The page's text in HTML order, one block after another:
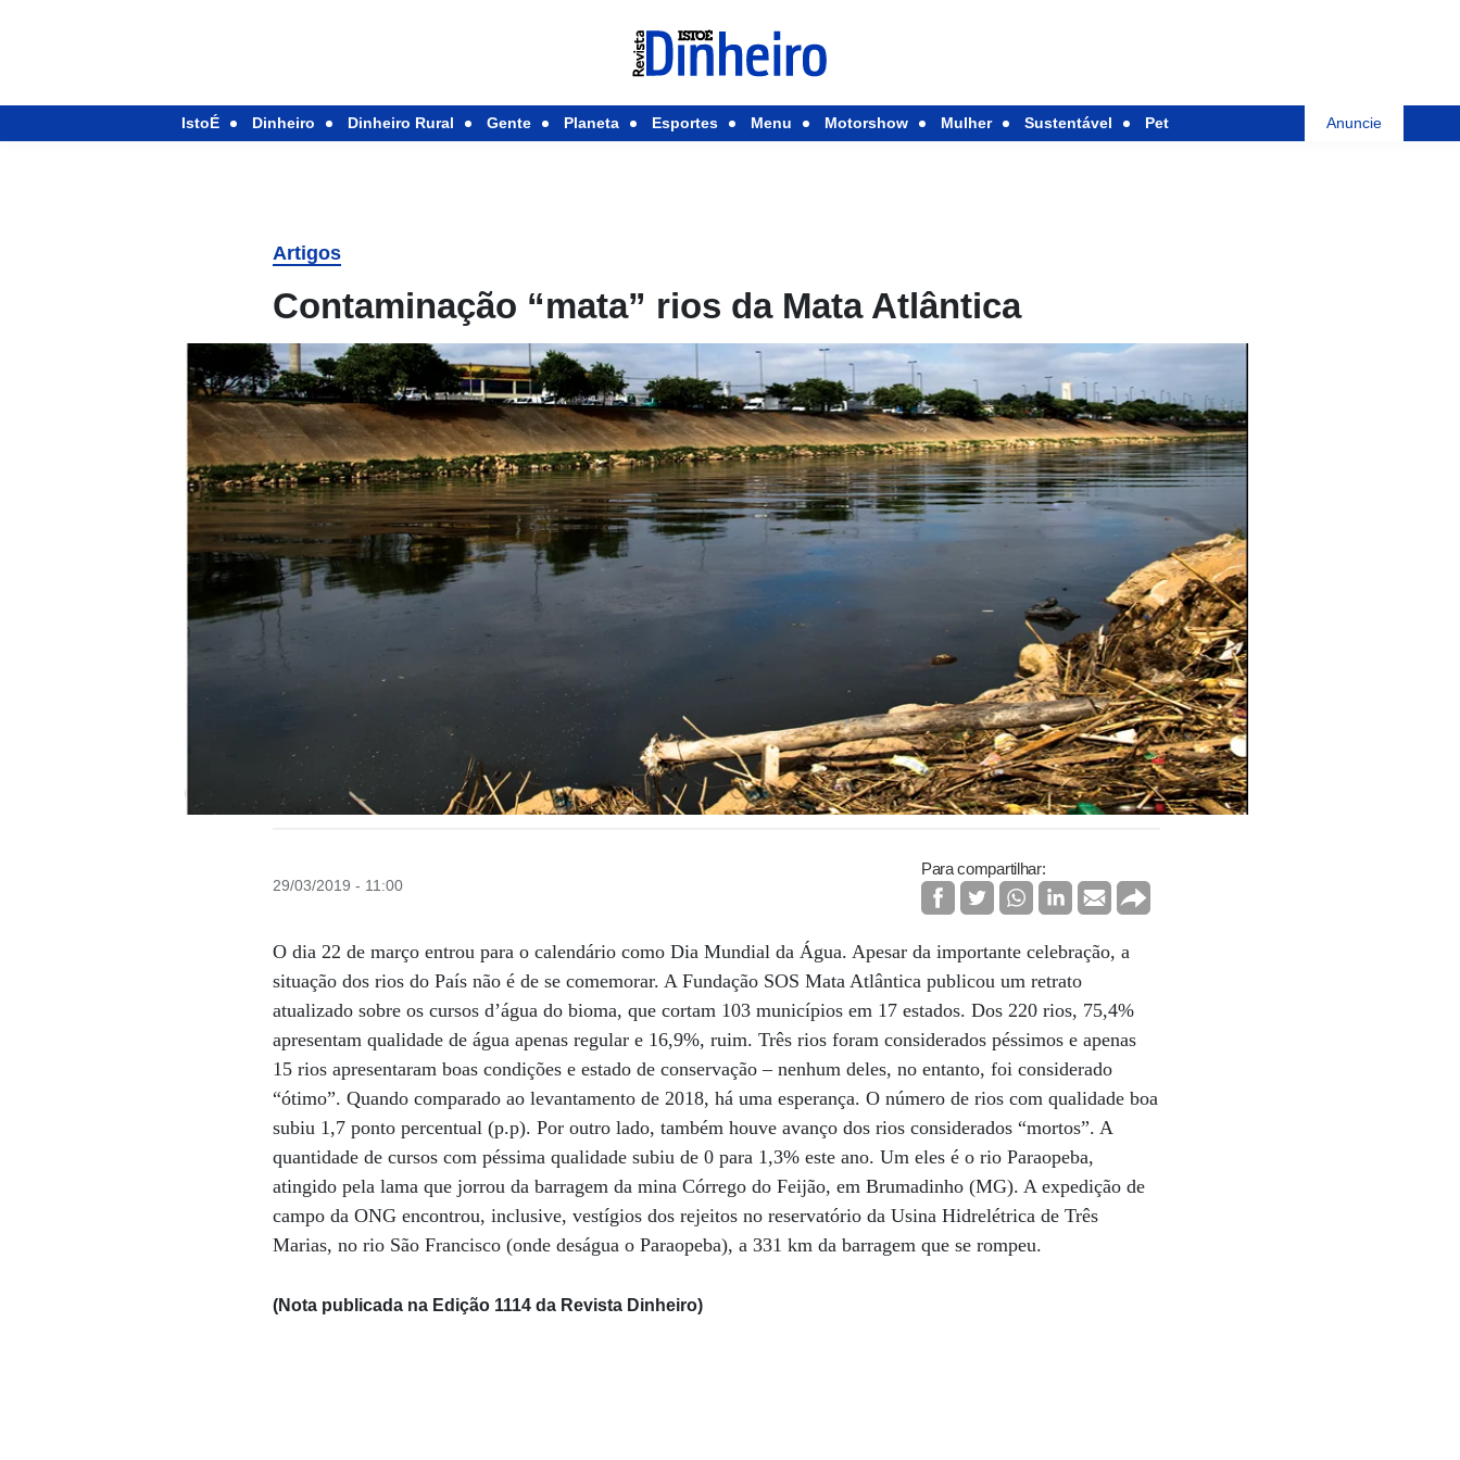
IstoÉ Dinheiro Dinheiro Rural Gente Planeta Esportes Menu Motorshow Mulher Sustentável Pet Anuncie
Artigos
Contaminação “mata” rios da Mata Atlântica
29/03/2019 - 11:00
Para compartilhar:
O dia 22 de março entrou para o calendário como Dia Mundial da Água. Apesar da importante celebração, a
situação dos rios do País não é de se comemorar. A Fundação SOS Mata Atlântica publicou um retrato
atualizado sobre os cursos d’água do bioma, que cortam 103 municípios em 17 estados. Dos 220 rios, 75,4%
apresentam qualidade de água apenas regular e 16,9%, ruim. Três rios foram considerados péssimos e apenas
15 rios apresentaram boas condições e estado de conservação – nenhum deles, no entanto, foi considerado
“ótimo”. Quando comparado ao levantamento de 2018, há uma esperança. O número de rios com qualidade boa
subiu 1,7 ponto percentual (p.p). Por outro lado, também houve avanço dos rios considerados “mortos”. A
quantidade de cursos com péssima qualidade subiu de 0 para 1,3% este ano. Um eles é o rio Paraopeba,
atingido pela lama que jorrou da barragem da mina Córrego do Feijão, em Brumadinho (MG). A expedição de
campo da ONG encontrou, inclusive, vestígios dos rejeitos no reservatório da Usina Hidrelétrica de Três
Marias, no rio São Francisco (onde deságua o Paraopeba), a 331 km da barragem que se rompeu.
(Nota publicada na Edição 1114 da Revista Dinheiro)